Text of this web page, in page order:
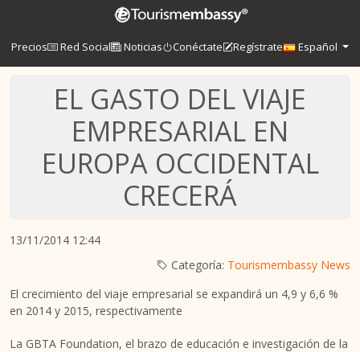
Precios Red Social Noticias Conéctate Regístrate Español
EL GASTO DEL VIAJE
EMPRESARIAL EN
EUROPA OCCIDENTAL
CRECERÁ
13/11/2014 12:44
Categoría: Tourismembassy News
El crecimiento del viaje empresarial se expandirá un 4,9 y 6,6 %
en 2014 y 2015, respectivamente
La GBTA Foundation, el brazo de educación e investigación de la